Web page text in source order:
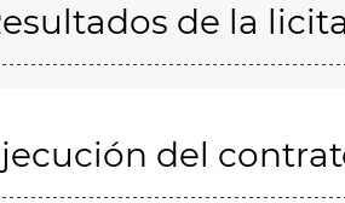
de la
del